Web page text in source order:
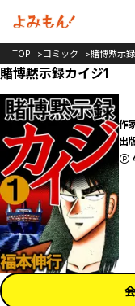
TOP コミック 賭博黙示
賭博黙示録カイジ1
作
出
ポイント